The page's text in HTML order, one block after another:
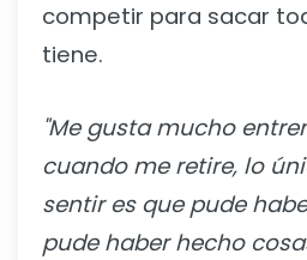
competir para sacar
tiene.
"Me gusta mucho
cuando me retire, lo
sentir es que pude
pude haber hecho